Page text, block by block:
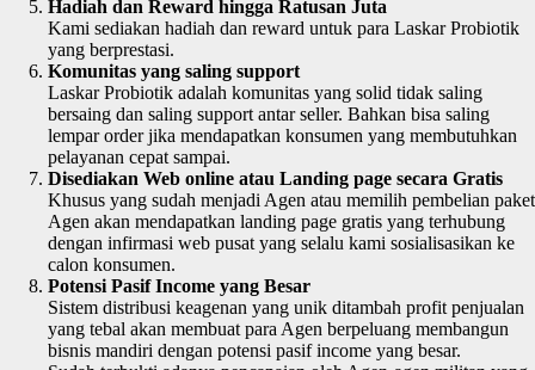
Hadiah dan Reward hingga Ratusan Juta
Kami sediakan hadiah dan reward untuk para Laskar Probiotik
yang berprestasi.
Komunitas yang saling support
Laskar Probiotik adalah komunitas yang solid tidak saling
bersaing dan saling support antar seller. Bahkan bisa saling
lempar order jika mendapatkan konsumen yang membutuhkan
pelayanan cepat sampai.
Disediakan Web online atau Landing page secara Gratis
Khusus yang sudah menjadi Agen atau memilih pembelian paket
Agen akan mendapatkan landing page gratis yang terhubung
dengan infirmasi web pusat yang selalu kami sosialisasikan ke
calon konsumen.
Potensi Pasif Income yang Besar
Sistem distribusi keagenan yang unik ditambah profit penjualan
yang tebal akan membuat para Agen berpeluang membangun
bisnis mandiri dengan potensi pasif income yang besar.